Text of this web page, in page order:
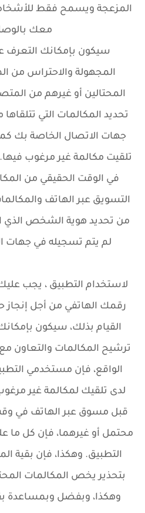
المزعجة ويسمح فقط
معك
سيكون بإمكانك التعرف
المجهولة والاحتراس من
المحتالين أو غيرهم من
تحديد المكالمات التي
جهات الاتصال الخاصة بك
تلقيت مكالمة غير مرغوب
في الوقت الحقيقي من
التسويق عبر الهاتف
من تحديد هوية الشخص الذي
لم يتم تسجيله في جهات
لاستخدام التطبيق ، يجب
رقمك الهاتفي من أجل
القيام بذلك، سيكون
ترشيح المكالمات والتعاون
الواقع، فإن مستخدمي
لدى تلقيك لمكالمة غير
قبل مسوق عبر الهاتف في
محتمل أو غيرهما، فإن كل ما
التطبيق. وهكذا، فإن بقية
بتحذير يخص المكالمات
وهكذا، وبفضل وبمساعدة